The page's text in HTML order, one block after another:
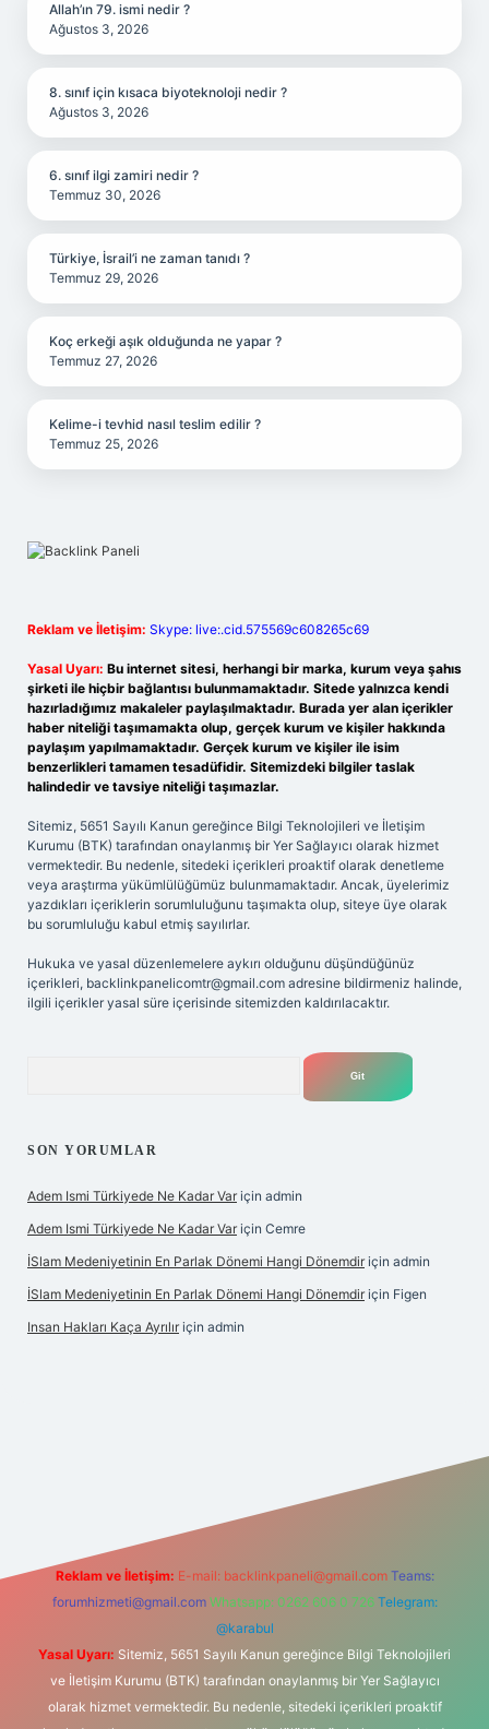
Allah’ın 79. ismi nedir ?
Ağustos 3, 2026
8. sınıf için kısaca biyoteknoloji nedir ?
Ağustos 3, 2026
6. sınıf ilgi zamiri nedir ?
Temmuz 30, 2026
Türkiye, İsrail’i ne zaman tanıdı ?
Temmuz 29, 2026
Koç erkeği aşık olduğunda ne yapar ?
Temmuz 27, 2026
Kelime-i tevhid nasıl teslim edilir ?
Temmuz 25, 2026
Reklam ve İletişim: Skype: live:.cid.575569c608265c69
Yasal Uyarı: Bu internet sitesi, herhangi bir marka, kurum veya şahıs
şirketi ile hiçbir bağlantısı bulunmamaktadır. Sitede yalnızca kendi
hazırladığımız makaleler paylaşılmaktadır. Burada yer alan içerikler
haber niteliği taşımamakta olup, gerçek kurum ve kişiler hakkında
paylaşım yapılmamaktadır. Gerçek kurum ve kişiler ile isim
benzerlikleri tamamen tesadüfidir. Sitemizdeki bilgiler taslak
halindedir ve tavsiye niteliği taşımazlar.
Sitemiz, 5651 Sayılı Kanun gereğince Bilgi Teknolojileri ve İletişim
Kurumu (BTK) tarafından onaylanmış bir Yer Sağlayıcı olarak hizmet
vermektedir. Bu nedenle, sitedeki içerikleri proaktif olarak denetleme
veya araştırma yükümlülüğümüz bulunmamaktadır. Ancak, üyelerimiz
yazdıkları içeriklerin sorumluluğunu taşımakta olup, siteye üye olarak
bu sorumluluğu kabul etmiş sayılırlar.
Hukuka ve yasal düzenlemelere aykırı olduğunu düşündüğünüz
içerikleri, backlinkpanelicomtr@gmail.com adresine bildirmeniz halinde,
ilgili içerikler yasal süre içerisinde sitemizden kaldırılacaktır.
SON YORUMLAR
Adem Ismi Türkiyede Ne Kadar Var için admin
Adem Ismi Türkiyede Ne Kadar Var için Cemre
İSlam Medeniyetinin En Parlak Dönemi Hangi Dönemdir için admin
İSlam Medeniyetinin En Parlak Dönemi Hangi Dönemdir için Figen
Insan Hakları Kaça Ayrılır için admin
Reklam ve İletişim: E-mail: backlinkpaneli@gmail.com Teams:
forumhizmeti@gmail.com Whatsapp: 0262 606 0 726 Telegram:
@karabul
Yasal Uyarı: Sitemiz, 5651 Sayılı Kanun gereğince Bilgi Teknolojileri
ve İletişim Kurumu (BTK) tarafından onaylanmış bir Yer Sağlayıcı
olarak hizmet vermektedir. Bu nedenle, sitedeki içerikleri proaktif